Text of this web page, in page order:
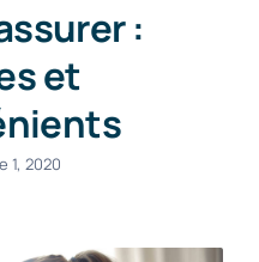
:
et
1, 2020